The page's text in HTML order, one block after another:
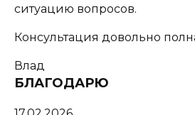
ситуацию вопросов.
Консультация довольно
Влад
БЛАГОДАРЮ